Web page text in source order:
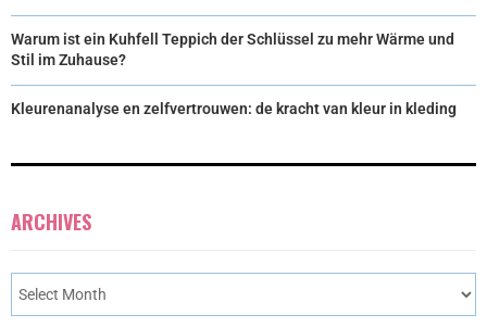
Warum ist ein Kuhfell Teppich der Schlüssel zu mehr Wärme und
Stil im Zuhause?
Kleurenanalyse en zelfvertrouwen: de kracht van kleur in kleding
ARCHIVES